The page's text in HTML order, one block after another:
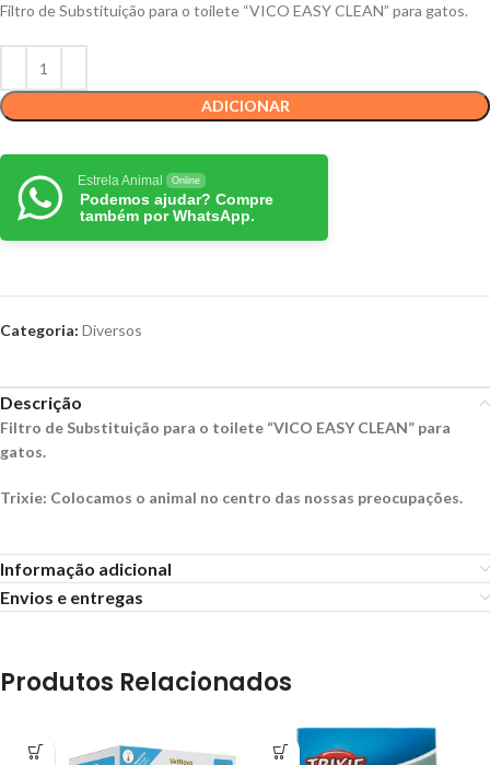
Filtro de Substituição para o toilete “VICO EASY CLEAN” para gatos.
ADICIONAR
Estrela Animal Online
Podemos ajudar? Compre
também por WhatsApp.
Categoria: Diversos
Descrição
Filtro de Substituição para o toilete “VICO EASY CLEAN” para
gatos.
Trixie: Colocamos o animal no centro das nossas preocupações.
Informação adicional
Envios e entregas
Produtos Relacionados